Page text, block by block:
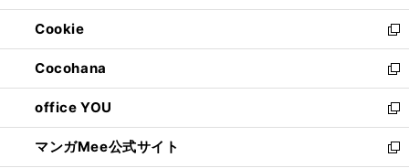
開
く
ウ
で
開
く
ン
ド
ウ
で
開
く
ウ
ィ
ン
ド
ウ
で
開
く
Cookie
新
し
い
ウ
ィ
ン
ド
Cocohana
新
し
い
ウ
ィ
office YOU
新
し
い
マンガMee公式サイト
新